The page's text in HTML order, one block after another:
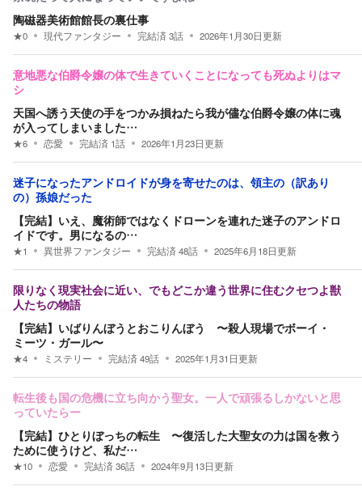
陶磁器美術館館長の裏仕事
★0 現代ファンタジー 完結済3話 2026年1月30日更新
意地悪な伯爵令嬢の体で生きていくことになっても死ぬよりはマ
シ
天国へ誘う天使の手をつかみ損ねたら我が儘な伯爵令嬢の体に魂
が入ってしまいました…
★6 恋愛 完結済 1話 2026年1月23日更新
迷子になったアンドロイドが身を寄せたのは、領主の（訳あり
の）孫娘だった
【完結】いえ、魔術師ではなくドローンを連れた迷子のアンドロ
イドです。男になるの…
★1 異世界ファンタジー 完結済48話 2025年6月18日更新
限りなく現実社会に近い、でもどこか違う世界に住むクセつよ獣
人たちの物語
【完結】いばりんぼうとおこりんぼう 〜殺人現場でボーイ・
ミーツ・ガール〜
★4 ミステリー 完結済49話 2025年1月31日更新
転生後も国の危機に立ち向かう聖女。一人で頑張るしかないと思
っていたらー
【完結】ひとりぼっちの転生 〜復活した大聖女の力は国を救う
ために使うけど、私だ…
★10 恋愛 完結済36話 2024年9月13日更新